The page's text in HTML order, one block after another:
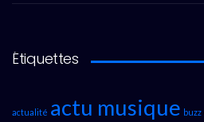
Étiquettes
actualité actu musique buzz